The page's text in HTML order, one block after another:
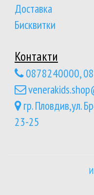
Доставка
Бисквитки
Контакти
0878240000,
гр. Пловдив,ул.
23-25